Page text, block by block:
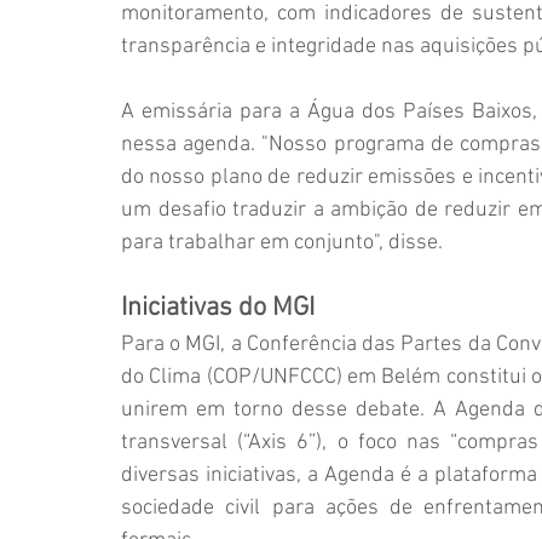
monitoramento, com indicadores de
transparência e integridade nas aquisições
A emissária para a Água dos Países
nessa agenda. "Nosso programa de
do nosso plano de reduzir emissões e
um desafio traduzir a ambição de reduzir
para trabalhar em conjunto", disse.
Iniciativas do MGI
Para o MGI, a Conferência das Partes da
do Clima (COP/UNFCCC) em Belém
unirem em torno desse debate. A Agenda
transversal (“Axis 6”), o foco nas
diversas iniciativas, a Agenda é a
sociedade civil para ações de